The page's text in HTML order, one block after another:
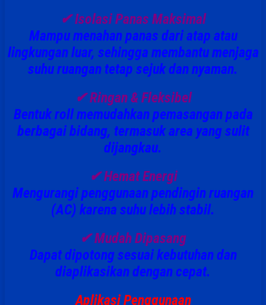
✔Isolasi Panas Maksimal
Mampu menahan panas dari atap atau
lingkungan luar, sehingga membantu menjaga
suhu ruangan tetap sejuk dan nyaman.
✔Ringan & Fleksibel
Bentuk roll memudahkan pemasangan pada
berbagai bidang, termasuk area yang sulit
dijangkau.
✔Hemat Energi
Mengurangi penggunaan pendingin ruangan
(AC) karena suhu lebih stabil.
✔Mudah Dipasang
Dapat dipotong sesuai kebutuhan dan
diaplikasikan dengan cepat.
Aplikasi Penggunaan